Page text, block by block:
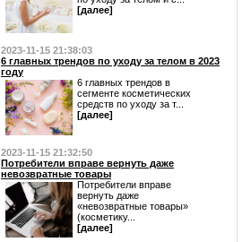
[далее]
2023-11-15 21:38:03
6 главных трендов по уходу за телом в 2023
году
6 главных трендов в
сегменте косметических
средств по уходу за т...
[далее]
2023-11-15 21:32:50
Потребители вправе вернуть даже
невозвратные товары
Потребители вправе
вернуть даже
«невозвратные товары»
(косметику...
[далее]